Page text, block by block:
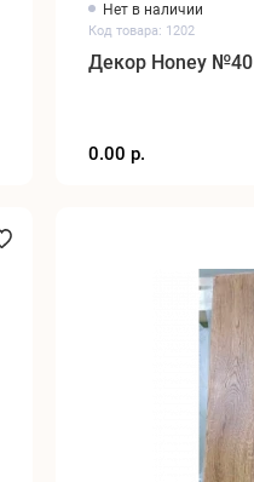
Нет в наличии
Код товара: 1202
Декор Honey №40
0.00 р.